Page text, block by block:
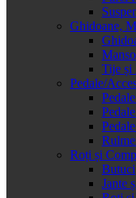
Ghidoane,
Tije și
Pedale/
Roți și
Butuci
Jante